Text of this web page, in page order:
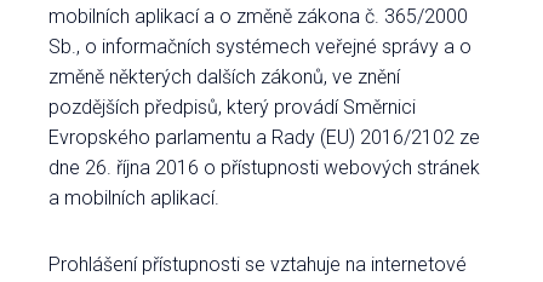
mobilních aplikací a o změně zákona č. 365/2000
Sb., o informačních systémech veřejné správy a o
změně některých dalších zákonů, ve znění
pozdějších předpisů, který provádí Směrnici
Evropského parlamentu a Rady (EU) 2016/2102 ze
dne 26. října 2016 o přístupnosti webových stránek
a mobilních aplikací.
Prohlášení přístupnosti se vztahuje na internetové